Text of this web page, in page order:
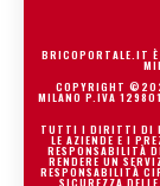
BRICOPORTALE.IT
COPYRIGHT
MILANO P.IVA
TUTTI I DIRITTI DI
LE AZIENDE E I
RESPONSABILITÀ
RENDERE UN
RESPONSABILITÀ
SICUREZZA